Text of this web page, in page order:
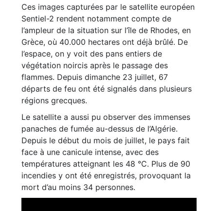
Ces images capturées par le satellite européen
Sentiel-2 rendent notamment compte de
l’ampleur de la situation sur l’île de Rhodes, en
Grèce, où 40.000 hectares ont déjà brûlé. De
l’espace, on y voit des pans entiers de
végétation noircis après le passage des
flammes. Depuis dimanche 23 juillet, 67
départs de feu ont été signalés dans plusieurs
régions grecques.
Le satellite a aussi pu observer des immenses
panaches de fumée au-dessus de l’Algérie.
Depuis le début du mois de juillet, le pays fait
face à une canicule intense, avec des
températures atteignant les 48 °C. Plus de 90
incendies y ont été enregistrés, provoquant la
mort d’au moins 34 personnes.